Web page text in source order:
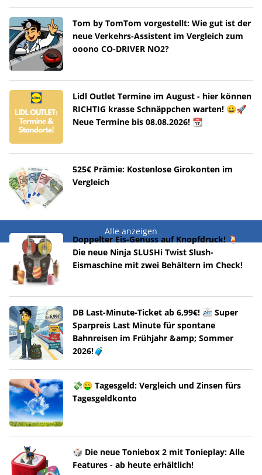
Tom by TomTom vorgestellt: Wie gut ist der
neue Verkehrs-Assistent im Vergleich zum
ooono CO-DRIVER NO2?
Lidl Outlet Termine im August - hier können
RICHTIG krasse Schnäppchen warten! 😀🚀
Neue Termine bis 08.08.2026! 📆
525€ Prämie: Kostenlose Girokonten im
Vergleich
Alle anzeigen
Doppelter Eis-Genuss auf Knopfdruck! 🍹
Die neue Ninja SLUSHi Twist Slush-
Eismaschine mit zwei Behältern im Check!
DB Last-Minute-Ticket ab 6,99€! 🚈 Super
Sparpreis Last Minute für spontane
Bahnreisen im Frühjahr &amp; Sommer
2026!🧳
💸🤑 Tagesgeld: Vergleich und Zinsen fürs
Tagesgeldkonto
🎲 Die neue Toniebox 2 mit Tonieplay: Alle
Features - ab heute erhältlich!